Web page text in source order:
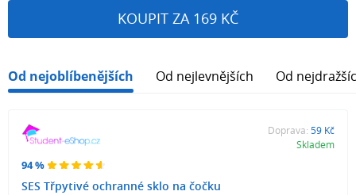
KOUPIT ZA 169 KČ
Od nejoblíbenějších Od nejlevnějších Od
94 %
SES Třpytivé ochranné sklo na čočku
Doprava: 59 Kč
Skladem